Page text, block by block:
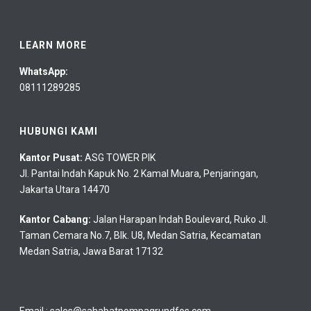
LEARN MORE
WhatsApp:
08111289285
HUBUNGI KAMI
Kantor Pusat:ASG TOWER PIK
Jl. Pantai Indah Kapuk No. 2 Kamal Muara, Penjaringan,
Jakarta Utara 14470
Kantor Cabang:Jalan Harapan Indah Boulevard, Ruko Jl.
Taman Cemara No.7, Blk. U8, Medan Satria, Kecamatan
Medan Satria, Jawa Barat 17132